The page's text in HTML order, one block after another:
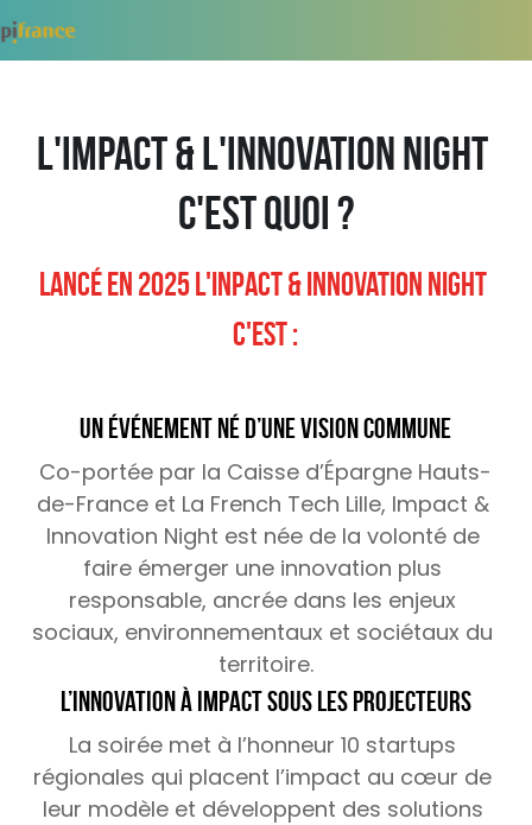
L'impact & l'innovation night
c'est quoi ?
Lancé en 2025 L'inpact & innovation night
c'est :
Un événement né d’une vision commune
Co-portée par la Caisse d’Épargne Hauts-
de-France et La French Tech Lille, Impact &
Innovation Night est née de la volonté de
faire émerger une innovation plus
responsable, ancrée dans les enjeux
sociaux, environnementaux et sociétaux du
territoire.
L’innovation à impact sous les projecteurs
La soirée met à l’honneur 10 startups
régionales qui placent l’impact au cœur de
leur modèle et développent des solutions